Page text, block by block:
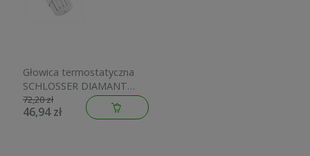
Głowica termostatyczna
SCHLOSSER DIAMANT
M30x1,5 biała 600100001
72,20 zł
46,94 zł